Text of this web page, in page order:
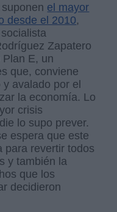
el mayor
desde el 2010,
Zapatero
E, un
que, conviene
avalado por el
la economía. Lo
crisis
lo supo prever.
espera que este
para revertir todos
y también la
que los
decidieron